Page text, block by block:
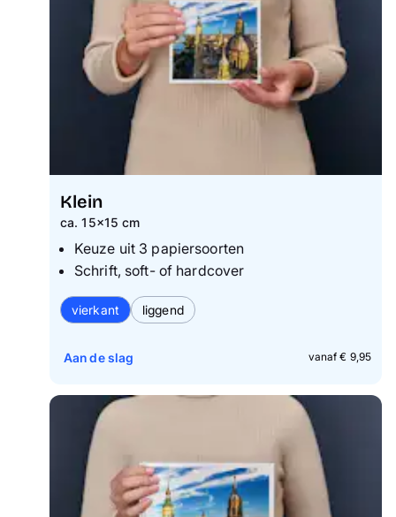
Klein
ca. 15x15 cm
Keuze uit 3 papiersoorten
Schrift, soft- of hardcover
vierkant liggend
vanaf € 9,95
Aan de slag